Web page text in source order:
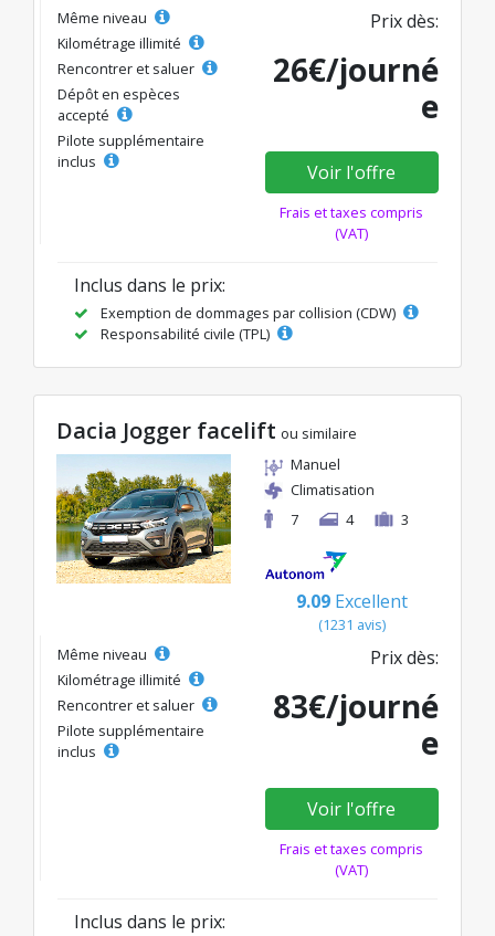
Même niveau
Kilométrage illimité
Rencontrer et saluer
Dépôt en espèces
accepté
Pilote supplémentaire
inclus
Prix dès:
26€/journé
e
Voir l'offre
Frais et taxes compris
(VAT)
Inclus dans le prix:
Exemption de dommages par collision (CDW)
Responsabilité civile (TPL)
Dacia Jogger facelift ou similaire
Manuel
Climatisation
7
4 3
9.09 Excellent
(1231 avis)
Même niveau
Kilométrage illimité
Rencontrer et saluer
Pilote supplémentaire
inclus
Prix dès:
83€/journé
e
Voir l'offre
Frais et taxes compris
(VAT)
Inclus dans le prix: